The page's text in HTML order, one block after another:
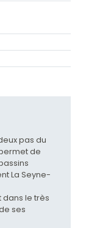
pas du
de
La Seyne-
le très
ses